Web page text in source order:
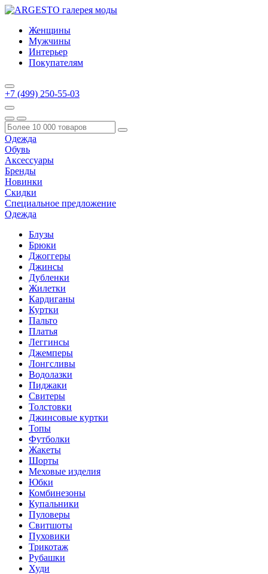
Женщины
Мужчины
Интерьер
Покупателям
+7 (499) 250-55-03
Одежда
Обувь
Аксессуары
Бренды
Новинки
Скидки
Специальное предложение
Одежда
Блузы
Брюки
Джоггеры
Джинсы
Дубленки
Жилетки
Кардиганы
Куртки
Пальто
Платья
Леггинсы
Джемперы
Лонгсливы
Водолазки
Пиджаки
Свитеры
Толстовки
Джинсовые куртки
Топы
Футболки
Жакеты
Шорты
Меховые изделия
Юбки
Комбинезоны
Купальники
Пуловеры
Свитшоты
Пуховики
Трикотаж
Рубашки
Худи